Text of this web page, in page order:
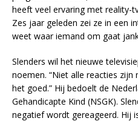
heeft veel ervaring met reality-
Zes jaar geleden zei ze in een
weet waar iemand om gaat
Slenders wil het nieuwe
noemen. “Niet alle reacties
het goed.” Hij bedoelt de
Gehandicapte Kind (NSGK).
negatief wordt gereageerd. Hij